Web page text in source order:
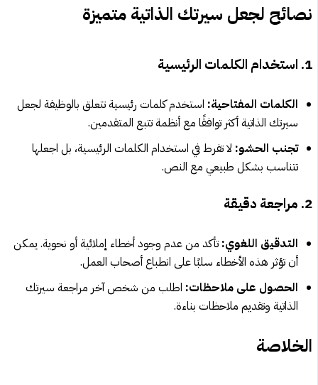
نصائح لجعل سيرتك الذاتية متميزة
1. استخدام الكلمات الرئيسية
الكلمات المفتاحية: استخدم كلمات رئيسية تتعلق بالوظيفة لجعل
سيرتك الذاتية أكثر توافقًا مع أنظمة تتبع المتقدمين.
تجنب الحشو: لا تفرط في استخدام الكلمات الرئيسية، بل اجعلها
تتناسب بشكل طبيعي مع النص.
2. مراجعة دقيقة
التدقيق اللغوي: تأكد من عدم وجود أخطاء إملائية أو نحوية. يمكن
أن تؤثر هذه الأخطاء سلبًا على انطباع أصحاب العمل.
الحصول على ملاحظات: اطلب من شخص آخر مراجعة سيرتك
الذاتية وتقديم ملاحظات بناءة.
الخلاصة